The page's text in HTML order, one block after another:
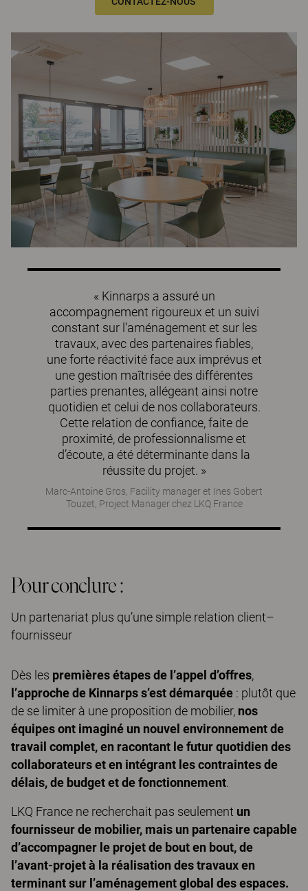
« Kinnarps a assuré un
accompagnement rigoureux et un suivi
constant sur l’aménagement et sur les
travaux, avec des partenaires fiables,
une forte réactivité face aux imprévus et
une gestion maîtrisée des différentes
parties prenantes, allégeant ainsi notre
quotidien et celui de nos collaborateurs.
Cette relation de confiance, faite de
proximité, de professionnalisme et
d’écoute, a été déterminante dans la
réussite du projet. »
Marc-Antoine Gros, Facility manager et Ines Gobert
Touzet, Project Manager chez LKQ France
Pour conclure :
Un partenariat plus qu’une simple relation client–
fournisseur
Dès les premières étapes de l’appel d’offres,
l’approche de Kinnarps s’est démarquée : plutôt que
de se limiter à une proposition de mobilier, nos
équipes ont imaginé un nouvel environnement de
travail complet, en racontant le futur quotidien des
collaborateurs et en intégrant les contraintes de
délais, de budget et de fonctionnement.
LKQ France ne recherchait pas seulement un
fournisseur de mobilier, mais un partenaire capable
d’accompagner le projet de bout en bout, de
l’avant-projet à la réalisation des travaux en
terminant sur l’aménagement global des espaces.